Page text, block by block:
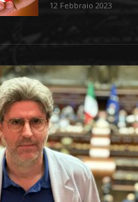
12 Febbraio 2023